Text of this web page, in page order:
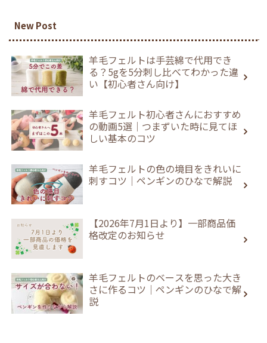
New Post
羊毛フェルトは手芸綿で代用でき
る？5gを5分刺し比べてわかった違
い【初心者さん向け】
羊毛フェルト初心者さんにおすすめ
の動画5選｜つまずいた時に見てほ
しい基本のコツ
羊毛フェルトの色の境目をきれいに
刺すコツ｜ペンギンのひなで解説
【2026年7月1日より】一部商品価
格改定のお知らせ
羊毛フェルトのベースを思った大き
さに作るコツ｜ペンギンのひなで解
説